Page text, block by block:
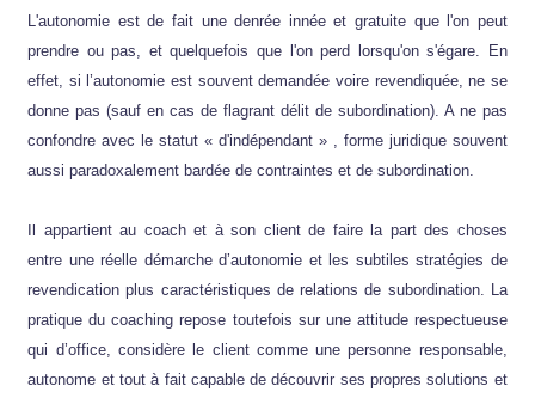
L'autonomie est de fait une denrée innée et gratuite que l'on peut
prendre ou pas, et quelquefois que l'on perd lorsqu'on s'égare. En
effet, si l’autonomie est souvent demandée voire revendiquée, ne se
donne pas (sauf en cas de flagrant délit de subordination). A ne pas
confondre avec le statut « d'indépendant » , forme juridique souvent
aussi paradoxalement bardée de contraintes et de subordination.
Il appartient au coach et à son client de faire la part des choses
entre une réelle démarche d’autonomie et les subtiles stratégies de
revendication plus caractéristiques de relations de subordination. La
pratique du coaching repose toutefois sur une attitude respectueuse
qui d’office, considère le client comme une personne responsable,
autonome et tout à fait capable de découvrir ses propres solutions et